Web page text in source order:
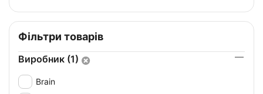
Фільтри товарів
Виробник (1)
Brain